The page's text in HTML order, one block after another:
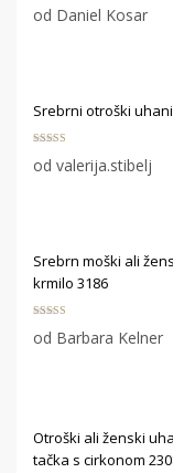
od 5
od Daniel Kosar
Srebrni otroški
od 5
od valerija.stibelj
Srebrn moški ali
krmilo 3186
od 5
od Barbara Kelner
Otroški ali ženski
tačka s cirkonom